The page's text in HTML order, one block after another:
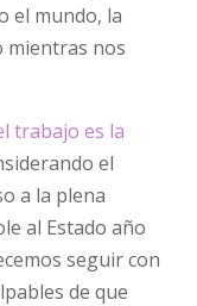
el mundo, la
mientras nos
trabajo es la
el
a la plena
al Estado año
seguir con
de que